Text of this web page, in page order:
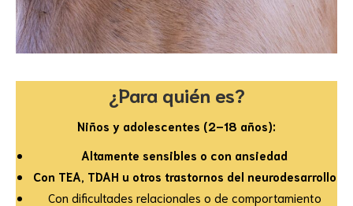
¿Para quién es?
Niños y adolescentes (2–18 años):
Altamente sensibles o con ansiedad
Con TEA, TDAH u otros trastornos del neurodesarrollo
Con dificultades relacionales o de comportamiento